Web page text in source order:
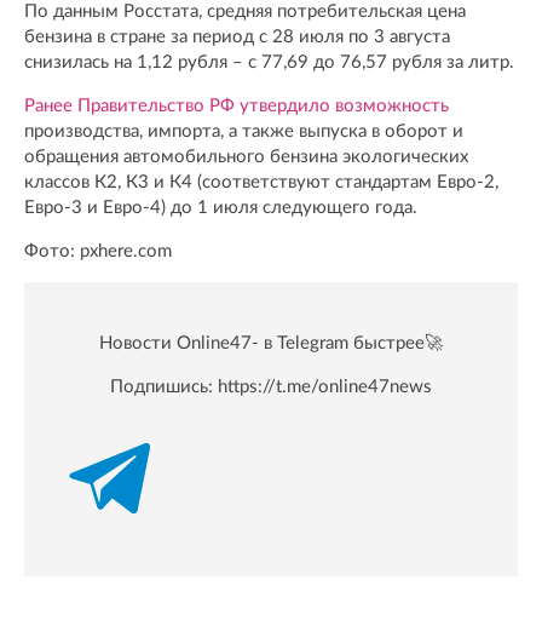
По данным Росстата, средняя потребительская цена
бензина в стране за период с 28 июля по 3 августа
снизилась на 1,12 рубля – с 77,69 до 76,57 рубля за литр.
Ранее Правительство РФ утвердило возможность
производства, импорта, а также выпуска в оборот и
обращения автомобильного бензина экологических
классов К2, К3 и К4 (соответствуют стандартам Евро-2,
Евро-3 и Евро-4) до 1 июля следующего года.
Фото: pxhere.com
Новости Online47- в Telegram быстрее🚀
Подпишись: https://t.me/online47news